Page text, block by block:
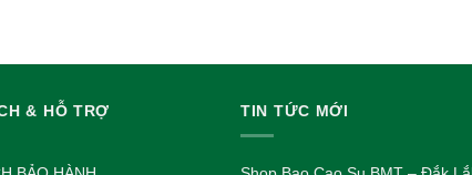
& HỖ TRỢ TIN TỨC MỚI